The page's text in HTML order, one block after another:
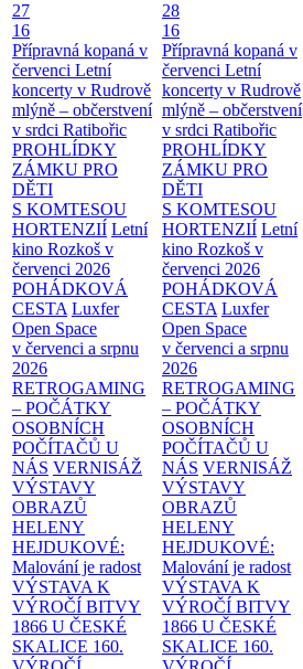
27
16
Přípravná kopaná v
červenci Letní
koncerty v Rudrově
mlýně – občerstvení
v srdci Ratibořic
PROHLÍDKY
ZÁMKU PRO
DĚTI
S KOMTESOU
HORTENZIÍ Letní
kino Rozkoš v
červenci 2026
POHÁDKOVÁ
CESTA Luxfer
Open Space
v červenci a srpnu
2026
RETROGAMING
– POČÁTKY
OSOBNÍCH
POČÍTAČŮ U
NÁS VERNISÁŽ
VÝSTAVY
OBRAZŮ
HELENY
HEJDUKOVÉ:
Malování je radost
VÝSTAVA K
VÝROČÍ BITVY
1866 U ČESKÉ
SKALICE 160.
28
16
Přípravná kopaná v
červenci Letní
koncerty v Rudrově
mlýně – občerstvení
v srdci Ratibořic
PROHLÍDKY
ZÁMKU PRO
DĚTI
S KOMTESOU
HORTENZIÍ Letní
kino Rozkoš v
červenci 2026
POHÁDKOVÁ
CESTA Luxfer
Open Space
v červenci a srpnu
2026
RETROGAMING
– POČÁTKY
OSOBNÍCH
POČÍTAČŮ U
NÁS VERNISÁŽ
VÝSTAVY
OBRAZŮ
HELENY
HEJDUKOVÉ:
Malování je radost
VÝSTAVA K
VÝROČÍ BITVY
1866 U ČESKÉ
SKALICE 160.